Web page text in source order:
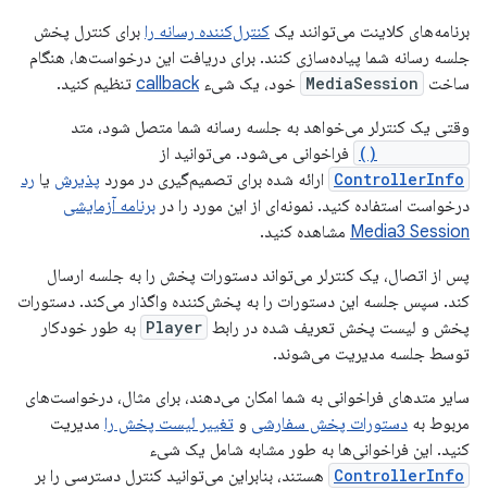
برنامه‌های کلاینت می‌توانند یک کنترل‌کننده رسانه را برای کنترل پخش
جلسه رسانه شما پیاده‌سازی کنند. برای دریافت این درخواست‌ها، هنگام
ساخت MediaSession خود، یک شیءcallback تنظیم کنید.
وقتی یک کنترلر می‌خواهد به جلسه رسانه شما متصل شود، متد
فراخوانی می‌شود. می‌توانید از
ControllerInfo ارائه شده برای تصمیم‌گیری در مورد پذیرش یا رد
درخواست استفاده کنید. نمونه‌ای از این مورد را در برنامه آزمایشی
Media3 Session مشاهده کنید.
پس از اتصال، یک کنترلر می‌تواند دستورات پخش را به جلسه ارسال
کند. سپس جلسه این دستورات را به پخش‌کننده واگذار می‌کند. دستورات
پخش و لیست پخش تعریف شده در رابط Player به طور خودکار
توسط جلسه مدیریت می‌شوند.
سایر متدهای فراخوانی به شما امکان می‌دهند، برای مثال، درخواست‌های
مربوط به دستورات پخش سفارشی و تغییر لیست پخش را مدیریت
کنید. این فراخوانی‌ها به طور مشابه شامل یک شیء
ControllerInfo هستند، بنابراین می‌توانید کنترل دسترسی را بر